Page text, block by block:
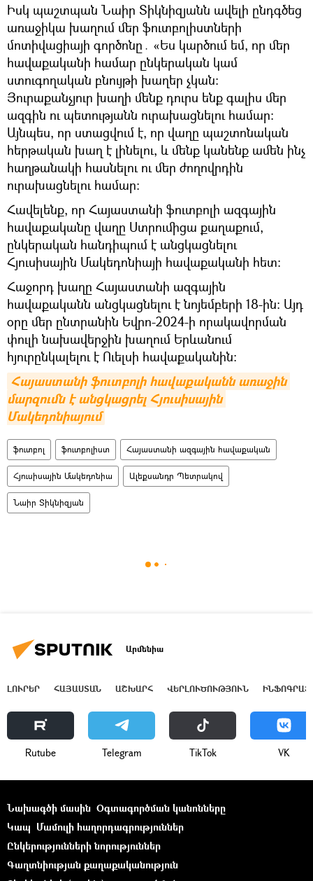
Իսկ պաշտպան Նաիր Տիկնիզյանն ավելի ընդգծեց
առաջիկա խաղում մեր ֆուտբոլիստների
մոտիվացիայի գործոնը․ «Ես կարծում եմ, որ մեր
հավաքականի համար ընկերական կամ
ստուգողական բնույթի խաղեր չկան։
Յուրաքանչյուր խաղի մենք դուրս ենք գալիս մեր
ազգին ու պետությանն ուրախացնելու համար։
Այնպես, որ ստացվում է, որ վաղը պաշտոնական
հերթական խաղ է լինելու, և մենք կանենք ամեն ինչ
հաղթանակի հասնելու ու մեր ժողովրդին
ուրախացնելու համար։
Հավելենք, որ Հայաստանի ֆուտբոլի ազգային
հավաքականը վաղը Ստրումիցա քաղաքում,
ընկերական հանդիպում է անցկացնելու
Հյուսիսային Մակեդոնիայի հավաքականի հետ։
Հաջորդ խաղը Հայաստանի ազգային
հավաքականն անցկացնելու է նոյեմբերի 18-ին։ Այդ
օրը մեր ընտրանին Եվրո-2024-ի որակավորման
փուլի նախավերջին խաղում Երևանում
հյուրընկալելու է Ուելսի հավաքականին։
Հայաստանի ֆուտբոլի հավաքականն առաջին
մարզումն է անցկացրել Հյուսիսային
Մակեդոնիայում
ֆուտբոլ ֆուտբոլիստ Հայաստանի ազգային հավաքական
Հյուսիսային Մակեդոնիա Ալեքսանդր Պետրակով
Նաիր Տիկնիզյան
Արմենիա
ԼՈՒՐԵՐ ՀԱՅԱՍՏԱՆ ԱՇԽԱՐՀ ՎԵՐԼՈՒԾՈՒԹՅՈՒՆ
Rutube Telegram ТikТоk VK
Նախագծի մասին Օգտագործման կանոնները
Կապ Մամուլի հաղորդագրություններ
Ընկերությունների նորություններ
Գաղտնիության քաղաքականություն